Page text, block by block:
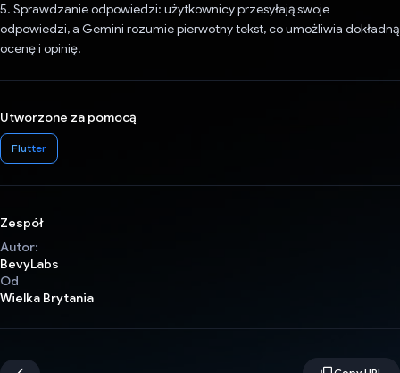
5. Sprawdzanie odpowiedzi: użytkownicy przesyłają swoje
odpowiedzi, a Gemini rozumie pierwotny tekst, co umożliwia dokładną
ocenę i opinię.
Utworzone za pomocą
Flutter
Zespół
Autor:
BevyLabs
Od
Wielka Brytania